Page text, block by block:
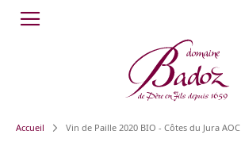
Aller
au
Accueil Vin de Paille 2020 BIO - Côtes du Jura AOC